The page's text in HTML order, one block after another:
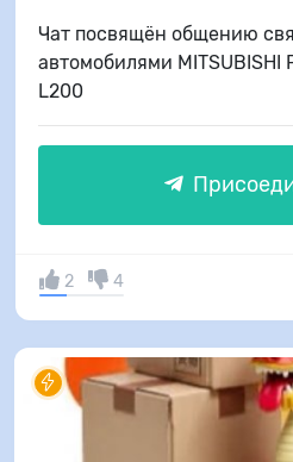
Чат посвящён общению
автомобилями MITSUBISHI
L200
2 4